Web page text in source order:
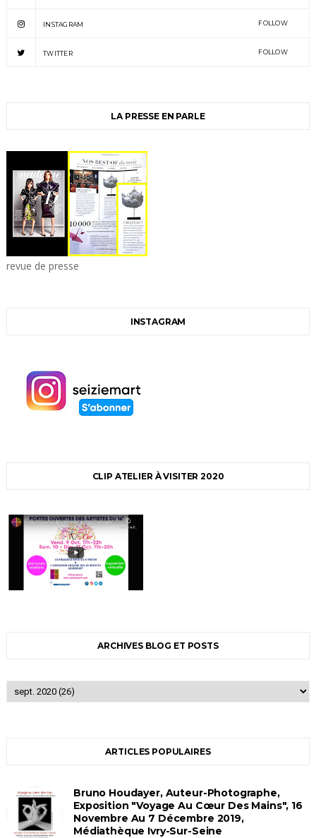
INSTAGRAM FOLLOW
TWITTER FOLLOW
LA PRESSE EN PARLE
revue de presse
INSTAGRAM
CLIP ATELIER À VISITER 2020
ARCHIVES BLOG ET POSTS
ARTICLES POPULAIRES
Bruno Houdayer, Auteur-Photographe,
Exposition "Voyage Au Cœur Des Mains", 16
Novembre Au 7 Décembre 2019,
Médiathèque Ivry-Sur-Seine